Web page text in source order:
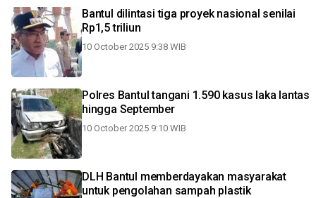
Bantul dilintasi tiga proyek nasional senilai
Rp1,5 triliun
10 October 2025 9:38 WIB
Polres Bantul tangani 1.590 kasus laka lantas
hingga September
10 October 2025 9:10 WIB
DLH Bantul memberdayakan masyarakat
untuk pengolahan sampah plastik